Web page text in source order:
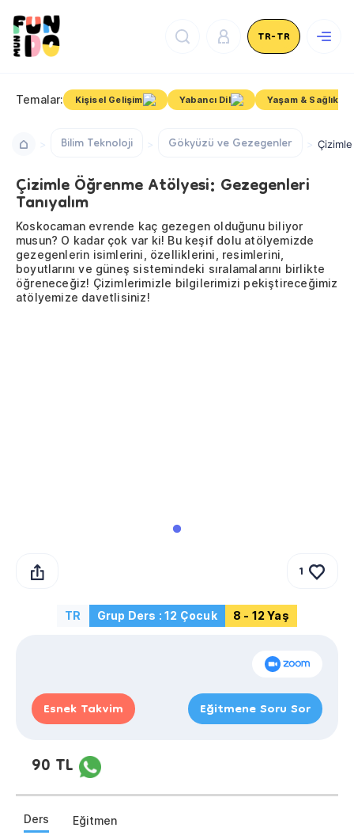
TR-TR
Temalar: Kişisel Gelişim Yabancı Dil Yaşam & Sağlık
Bilim Teknoloji Gökyüzü ve Gezegenler
Çizimle Öğrenme Atölyesi: Gezegenleri
Tanıyalım
Koskocaman evrende kaç gezegen olduğunu biliyor
musun? O kadar çok var ki! Bu keşif dolu atölyemizde
gezegenlerin isimlerini, özelliklerini, resimlerini,
boyutlarını ve güneş sistemindeki sıralamalarını birlikte
öğreneceğiz! Çizimlerimizle bilgilerimizi pekiştireceğimiz
atölyemize davetlisiniz!
1
TR Grup Ders : 12 Çocuk 8 - 12 Yaş
Esnek Takvim Eğitmene Soru Sor
90 TL
Ders Eğitmen